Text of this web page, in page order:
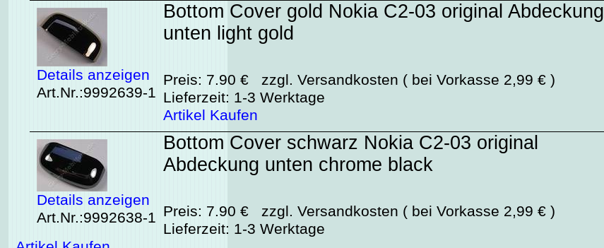
Details anzeigen
Art.Nr.:9992639-1
Bottom Cover gold Nokia C2-03 original Abdeckung
unten light gold
Preis: 7.90 € zzgl. Versandkosten ( bei Vorkasse 2,99 € )
Lieferzeit: 1-3 Werktage
Artikel Kaufen
Details anzeigen
Art.Nr.:9992638-1
Bottom Cover schwarz Nokia C2-03 original
Abdeckung unten chrome black
Preis: 7.90 € zzgl. Versandkosten ( bei Vorkasse 2,99 € )
Lieferzeit: 1-3 Werktage